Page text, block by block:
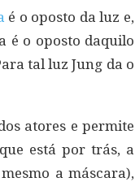
é o oposto da luz e,
é o oposto daquilo
tal luz Jung da o
atores e permite
está por trás, a
a máscara),